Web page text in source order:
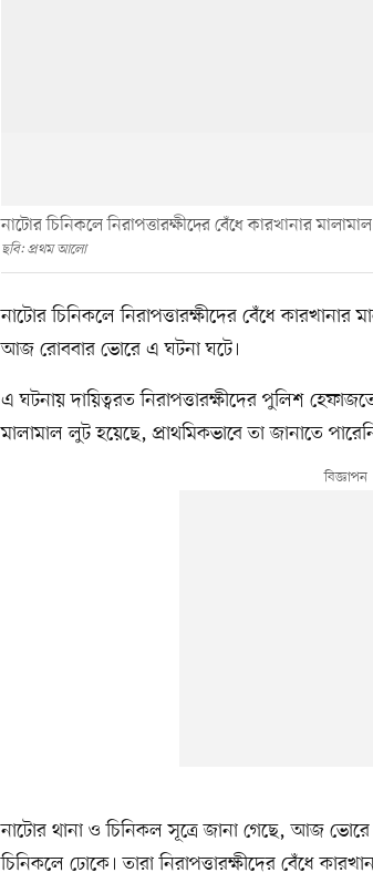
নাটোর চিনিকলে নিরাপত্তারক্ষীদের বেঁধে কারখানার
ছবি: প্রথম আলো
নাটোর চিনিকলে নিরাপত্তারক্ষীদের বেঁধে
আজ রোববার ভোরে এ ঘটনা ঘটে।
এ ঘটনায় দায়িত্বরত নিরাপত্তারক্ষীদের পুলিশ
মালামাল লুট হয়েছে, প্রাথমিকভাবে তা জানাতে
নাটোর থানা ও চিনিকল সূত্রে জানা গেছে, আজ
চিনিকলে ঢোকে। তারা নিরাপত্তারক্ষীদের বেঁধে